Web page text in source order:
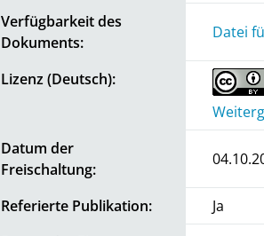
Verfügbarkeit des
Dokuments:
Datei
Lizenz (Deutsch):
Datum der
Freischaltung:
Referierte Publikation:
Ja